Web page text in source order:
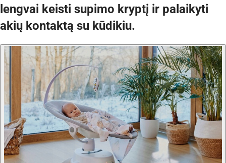
lengvai keisti supimo kryptį ir palaikyti
akių kontaktą su kūdikiu.